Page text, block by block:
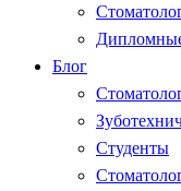
Блог
Студенты